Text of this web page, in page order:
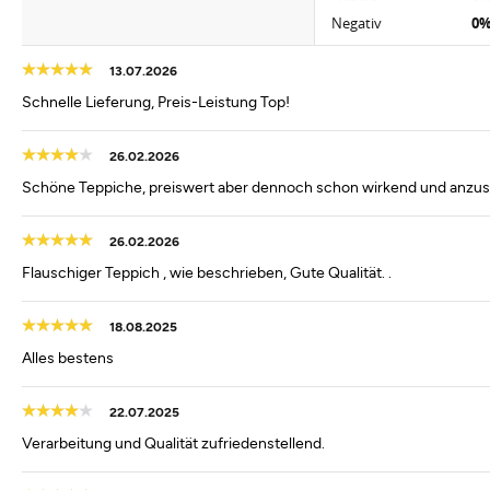
Negativ
13.07.2026
Schnelle Lieferung, Preis-Leistung Top!
26.02.2026
Schöne Teppiche, preiswert aber dennoch schon wirkend und
26.02.2026
Flauschiger Teppich , wie beschrieben, Gute Qualität. .
18.08.2025
Alles bestens
22.07.2025
Verarbeitung und Qualität zufriedenstellend.